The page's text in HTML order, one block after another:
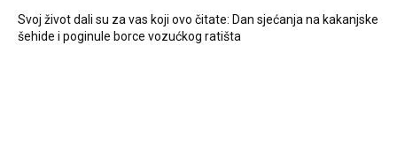
Svoj život dali su za vas koji ovo čitate: Dan sjećanja na kakanjske
šehide i poginule borce vozućkog ratišta